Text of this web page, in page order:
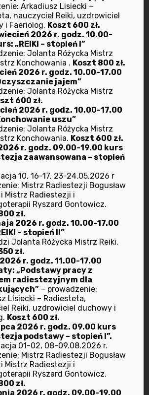
Anna Żbik.Wstęp 40 zł.
koncertu 90-120 minut.
to klucze do podświadomości,
życia”. (Celeste)…
Apel do Członków i
Sympatyków
1 marca 2021
Praktyczna
bioenergoterapia
11 maja 2020
Arkadiusz Lisiecki –
nauczyciel Reiki, uzdrowiciel
i Faeriolog. Koszt 600 zł.
2026 r. godz. 10.00-
„REIKI – stopień I”
Jolanta Różycka Mistrz
Konchowania . Koszt 800 zł.
2026 r. godz. 10.00-17.00
jajem”
Jolanta Różycka Mistrz
600 zł.
2026 r. godz. 10.00-17.00
uszu”
Jolanta Różycka Mistrz
Konchowania. Koszt 600 zł.
r. godz. 09.00-19.00 kurs
zaawansowana – stopień
10, 16-17, 23-24.05.2026 r
Mistrz Radiestezji Bogusław
Mistrz Radiestezji i
Ryszard Gontowicz.
zł.
2026 r. godz. 10.00-17.00
– stopień II”
Jolanta Różycka Mistrz Reiki.
zł.
r. godz. 11.00-17.00
„Podstawy pracy z
radiestezyjnym dla
– prowadzenie:
Lisiecki – Radiesteta,
Reiki, uzdrowiciel duchowy i
Koszt 600 zł.
2026 r. godz. 09.00 kurs
podstawy – stopień I”.
01-02, 08-09.08.2026 r.
Mistrz Radiestezji Bogusław
Mistrz Radiestezji i
Ryszard Gontowicz.
zł.
2026 r. godz. 09.00-19.00